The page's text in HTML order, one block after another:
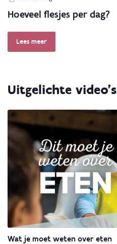
Hoeveel flesjes per dag?
Lees meer
Uitgelichte video's
Link
Wat je moet weten over eten